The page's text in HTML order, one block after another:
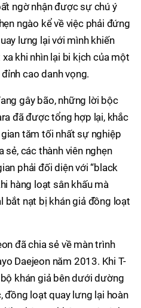
ngờ nhận được sự chú ý
ngào kể về việc phải đứng
lưng lại với mình khiến
khi nhìn lại bi kịch của một
cao danh vọng.
gây bão, những lời bộc
đã được tổng hợp lại, khắc
tăm tối nhất sự nghiệp
sẻ, các thành viên nghẹn
phải đối diện với “black
hàng loạt sân khấu mà
bắt nạt bị khán giả đồng loạt
đã chia sẻ về màn trình
Daejeon năm 2013. Khi T-
khán giả bên dưới dường
loạt quay lưng lại hoàn